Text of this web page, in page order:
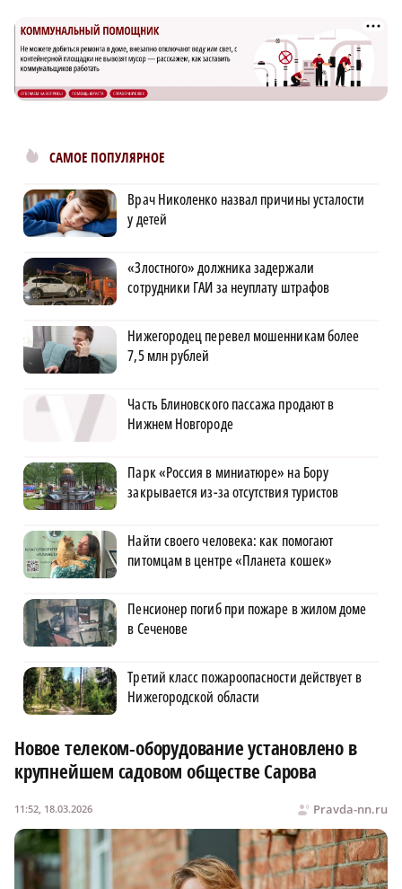
САМОЕ ПОПУЛЯРНОЕ
Врач Николенко назвал причины усталости
у детей
«Злостного» должника задержали
сотрудники ГАИ за неуплату штрафов
Нижегородец перевел мошенникам более
7,5 млн рублей
Часть Блиновского пассажа продают в
Нижнем Новгороде
Парк «Россия в миниатюре» на Бору
закрывается из-за отсутствия туристов
Найти своего человека: как помогают
питомцам в центре «Планета кошек»
Пенсионер погиб при пожаре в жилом доме
в Сеченове
Третий класс пожароопасности действует в
Нижегородской области
Новое телеком-оборудование установлено в
крупнейшем садовом обществе Сарова
Pravda-nn.ru
11:52, 18.03.2026